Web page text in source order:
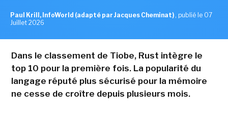
Paul Krill, InfoWorld (adapté par Jacques Cheminat) , publié le 07
Juillet 2026
Dans le classement de Tiobe, Rust intègre le
top 10 pour la première fois. La popularité du
langage réputé plus sécurisé pour la mémoire
ne cesse de croître depuis plusieurs mois.